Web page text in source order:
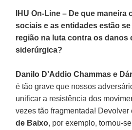
IHU On-Line – De que
sociais e as entidades estão
região na luta contra os danos
siderúrgica?
Danilo D'Addio Chammas e
é tão grave que nossos
unificar a resistência dos
vezes tão fragmentada!
de Baixo, por exemplo, tornou-